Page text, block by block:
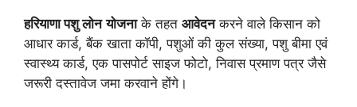
हरियाणा पशु लोन योजनाके तहत आवेदनकरने वाले किसान को
आधार कार्ड, बैंक खाता कॉपी, पशुओं की कुल संख्या, पशु बीमा एवं
स्वास्थ्य कार्ड, एक पासपोर्ट साइज फोटो, निवास प्रमाण पत्र जैसे
जरूरी दस्तावेज जमा करवाने होंगे।